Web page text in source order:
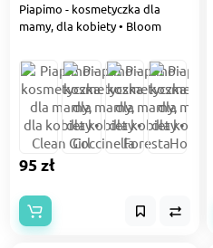
Piapimo - kosmetyczka dla
mamy, dla kobiety • Bloom
95 zł